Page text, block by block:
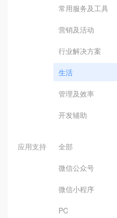
常用服务及工具
营销及活动
行业解决方案
生活
管理及效率
开发辅助
应用支持 全部
微信公众号
微信小程序
PC